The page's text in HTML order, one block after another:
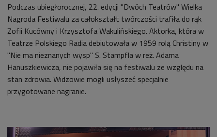
Podczas ubiegłorocznej, 22. edycji "Dwóch Teatrów" Wielka
Nagroda Festiwalu za całokształt twórczości trafiła do rąk
Zofii Kucówny i Krzysztofa Wakulińskiego. Aktorka, która w
Teatrze Polskiego Radia debiutowała w 1959 rolą Christiny w
"Nie ma nieznanych wysp" S. Stampfla w reż. Adama
Hanuszkiewicza, nie pojawiła się na festiwalu ze względu na
stan zdrowia. Widzowie mogli usłyszeć specjalnie
przygotowane nagranie.